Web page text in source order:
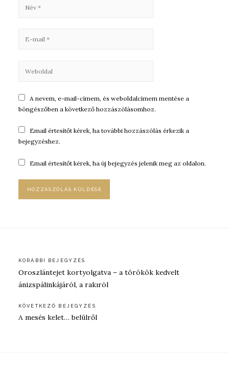
A nevem, e-mail-címem, és weboldalcímem mentése a
böngészőben a következő hozzászólásomhoz.
Email értesítőt kérek, ha további hozzászólás érkezik a
bejegyzéshez.
Email értesítőt kérek, ha új bejegyzés jelenik meg az oldalon.
Bejegyzés
navigáció
KORÁBBI BEJEGYZÉS
Oroszlántejet kortyolgatva – a törökök kedvelt
ánizspálinkájáról, a rakıról
KÖVETKEZŐ BEJEGYZÉS
A mesés kelet… belülről